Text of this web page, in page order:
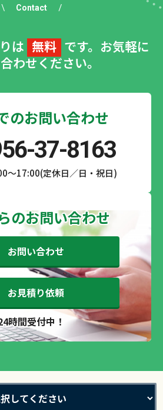
Contact
は 無料 です。お気軽に
わせください。
のお問い合わせ
37-8163
～17:00(定休日／日・祝日)
のお問い合わせ
お問い合わせ
お見積り依頼
時間受付中！